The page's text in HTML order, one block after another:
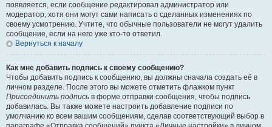
появляется, если сообщение редактировал администратор или
модератор, хотя они могут сами написать о сделанных изменениях по
своему усмотрению. Учтите, что обычные пользователи не могут удалить
сообщение, если на него уже кто-то ответил.
Вернуться к началу
Как мне добавить подпись к своему сообщению?
Чтобы добавить подпись к сообщению, вы должны сначала создать её в
личном разделе. После этого вы можете отметить флажком пункт
Присоединить подпись в форме отправки сообщения, чтобы подпись
добавилась. Вы также можете настроить добавление подписи по
умолчанию ко всем вашим сообщениям, сделав соответствующий выбор в